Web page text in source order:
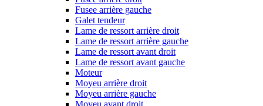
Fusee arrière gauche
Galet tendeur
Lame de ressort arrière droit
Lame de ressort arrière gauche
Lame de ressort avant droit
Lame de ressort avant gauche
Moteur
Moyeu arrière droit
Moyeu arrière gauche
Moyeu avant droit